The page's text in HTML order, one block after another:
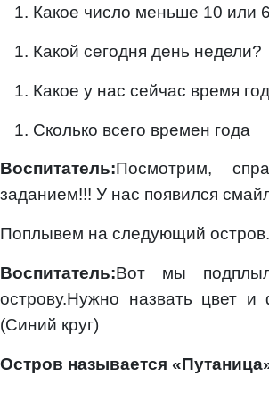
Какое число меньше 10 или
Какой сегодня день недели?
Какое у нас сейчас время
Сколько всего времен года
Воспитатель:Посмотрим,
заданием!!! У нас появился
Поплывем на следующий остров.
Воспитатель:Вот мы
острову.Нужно назвать цвет и
(Синий круг)
Остров называется